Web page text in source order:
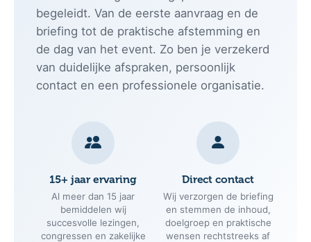
begeleidt. Van de eerste aanvraag en de
briefing tot de praktische afstemming en
de dag van het event. Zo ben je verzekerd
van duidelijke afspraken, persoonlijk
contact en een professionele organisatie.
15+ jaar ervaring
Al meer dan 15 jaar
bemiddelen wij
succesvolle lezingen,
congressen en zakelijke
Direct contact
Wij verzorgen de briefing
en stemmen de inhoud,
doelgroep en praktische
wensen rechtstreeks af